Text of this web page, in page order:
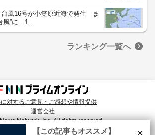
台風16号が小笠原近海で発生 ま
風”に…1…
ランキング一覧へ
対するご意見・ご感想や情報提供
運営会社
Network, Inc. All rights reserved.
ニーズ・興味・関⼼に合致したコンテンツや広告配信を提供する
×
【この記事もオススメ】